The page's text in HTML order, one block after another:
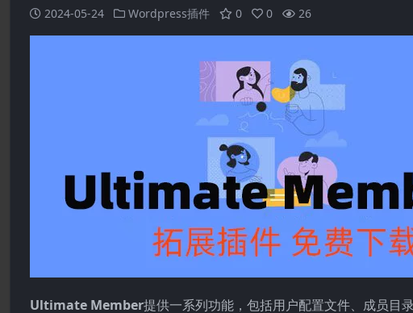
2024-05-24 Wordpress插件 0 0 26
Ultimate Member提供一系列功能，包括用户配置文件、成员目